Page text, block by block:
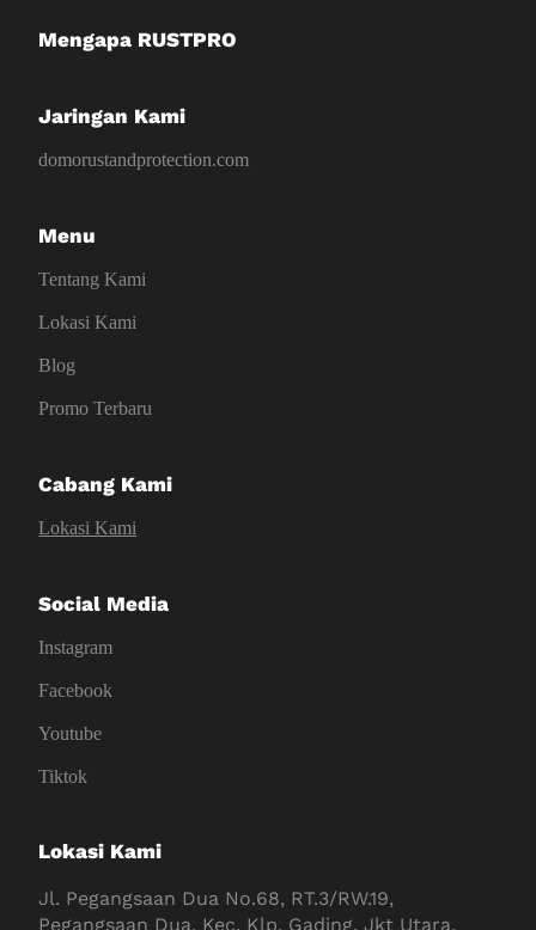
Mengapa RUSTPRO
Jaringan Kami
domorustandprotection.com
Menu
Tentang Kami
Lokasi Kami
Blog
Promo Terbaru
Cabang Kami
Lokasi Kami
Social Media
Instagram
Facebook
Youtube
Tiktok
Lokasi Kami
Jl. Pegangsaan Dua No.68, RT.3/RW.19,
Pegangsaan Dua, Kec. Klp. Gading, Jkt Utara,